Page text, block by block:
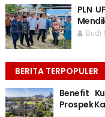
PLN
Budi
BERITA TERPOPULER
Benefit
Prospek